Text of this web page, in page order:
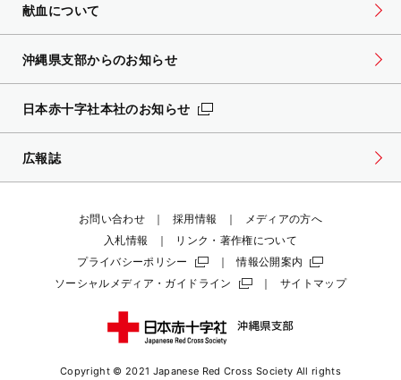
献血について
沖縄県支部からのお知らせ
日本赤十字社本社のお知らせ
広報誌
お問い合わせ 採用情報
メディアの方へ
入札情報
リンク・著作権について
プライバシーポリシー
情報公開案内
ソーシャルメディア・ガイドライン
サイトマップ
Copyright © 2021 Japanese Red Cross Society All rights